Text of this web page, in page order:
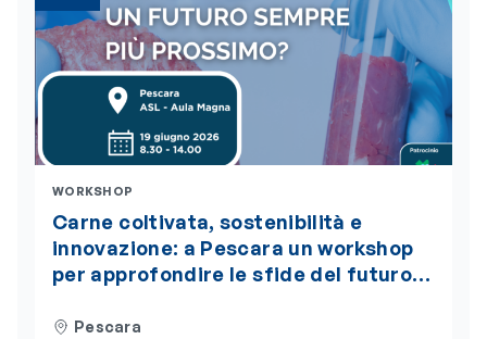
WORKSHOP
Carne coltivata, sostenibilità e
innovazione: a Pescara un workshop
per approfondire le sfide del futuro
ECMPescara